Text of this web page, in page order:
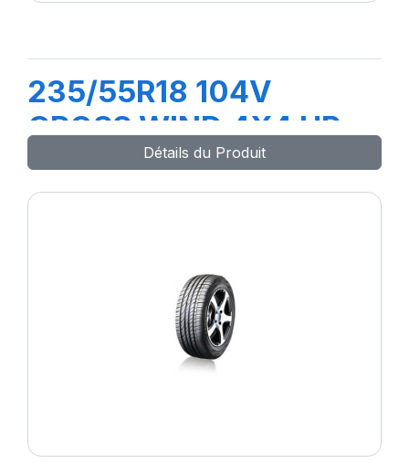
235/55R18 104V
CROSS WIND 4X4 HP
Détails du Produit